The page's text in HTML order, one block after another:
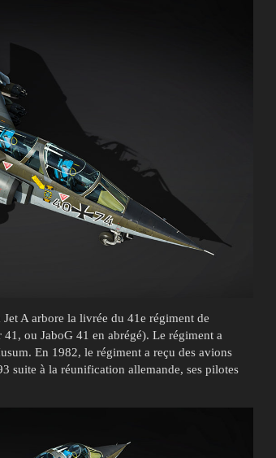
A arbore la livrée du 41e régiment de
ou JaboG 41 en abrégé). Le régiment a
En 1982, le régiment a reçu des avions
suite à la réunification allemande, ses pilotes